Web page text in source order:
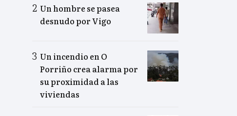
Un hombre se pasea
desnudo por Vigo
Un incendio en O
Porriño crea alarma por
su proximidad a las
viviendas